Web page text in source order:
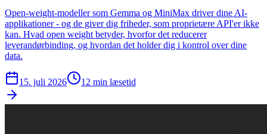
Open-weight-modeller som Gemma og MiniMax driver dine AI-
applikationer - og de giver dig friheder, som proprietære API'er ikke
kan. Hvad open weight betyder, hvorfor det reducerer
leverandørbinding, og hvordan det holder dig i kontrol over dine
data.
15. juli 2026 12 min læsetid